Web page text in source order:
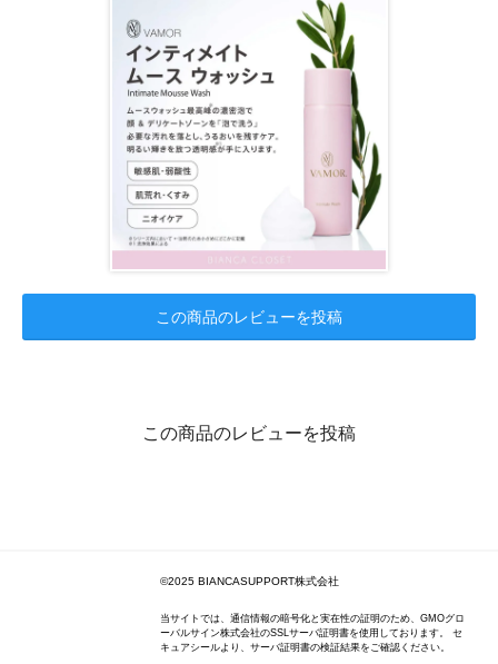
この商品のレビューを投稿
この商品のレビューを投稿
©2025 BIANCASUPPORT株式会社
当サイトでは、通信情報の暗号化と実在性の証明のため、GMOグロ
ーバルサイン株式会社のSSLサーバ証明書を使用しております。 セ
キュアシールより、サーバ証明書の検証結果をご確認ください。